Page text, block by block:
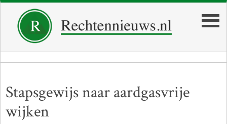
Stapsgewijs naar aardgasvrije
wijken